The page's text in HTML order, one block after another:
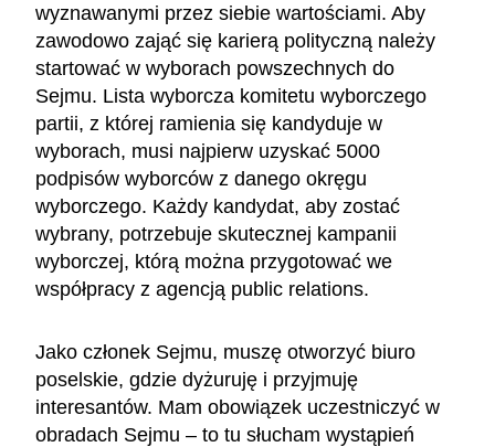
wyznawanymi przez siebie wartościami. Aby
zawodowo zająć się karierą polityczną należy
startować w wyborach powszechnych do
Sejmu. Lista wyborcza komitetu wyborczego
partii, z której ramienia się kandyduje w
wyborach, musi najpierw uzyskać 5000
podpisów wyborców z danego okręgu
wyborczego. Każdy kandydat, aby zostać
wybrany, potrzebuje skutecznej kampanii
wyborczej, którą można przygotować we
współpracy z agencją public relations.
Jako członek Sejmu, muszę otworzyć biuro
poselskie, gdzie dyżuruję i przyjmuję
interesantów. Mam obowiązek uczestniczyć w
obradach Sejmu – to tu słucham wystąpień